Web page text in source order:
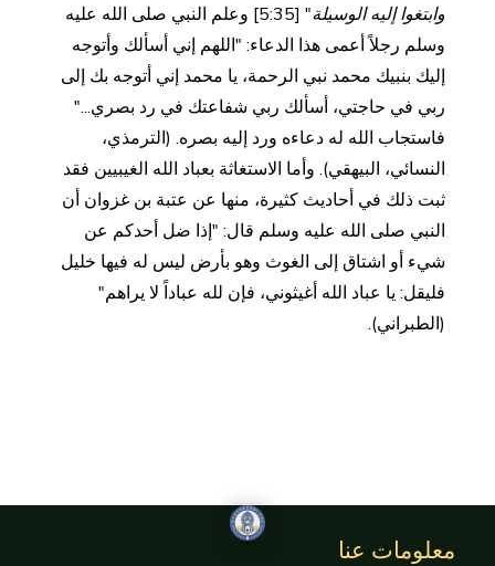
وابتغوا إليه الوسيلة
" [5:35] وعلم النبي صلى الله عليه
وسلم رجلاً أعمى هذا الدعاء: "اللهم إني أسألك وأتوجه
إليك بنبيك محمد نبي الرحمة، يا محمد إني أتوجه بك إلى
ربي في حاجتي، أسألك ربي شفاعتك في رد بصري..."
فاستجاب الله له دعاءه ورد إليه بصره. (الترمذي،
النسائي، البيهقي). وأما الاستغاثة بعباد الله الغيبيين فقد
ثبت ذلك في أحاديث كثيرة، منها عن عتبة بن غزوان أن
النبي صلى الله عليه وسلم قال: "إذا ضل أحدكم عن
شيء أو اشتاق إلى الغوث وهو بأرض ليس له فيها خليل
فليقل: يا عباد الله أغيثوني، فإن لله عباداً لا يراهم"
(الطبراني).
معلومات عنا